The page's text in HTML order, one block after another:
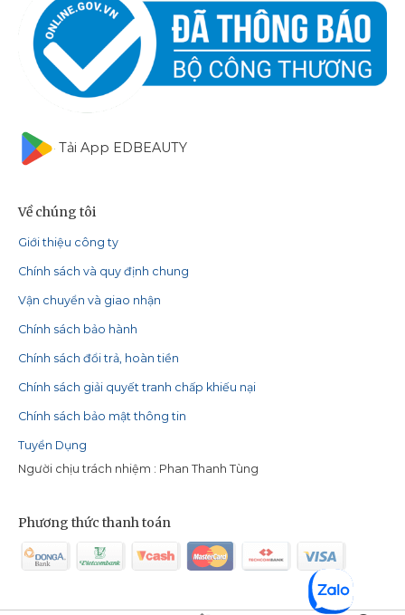
Tải App EDBEAUTY
Về chúng tôi
Giới thiệu công ty
Chính sách và quy định chung
Vận chuyển và giao nhận
Chính sách bảo hành
Chính sách đổi trả, hoàn tiền
Chính sách giải quyết tranh chấp khiếu nại
Chính sách bảo mật thông tin
Tuyển Dụng
Người chịu trách nhiệm : Phan Thanh Tùng
Phương thức thanh toán